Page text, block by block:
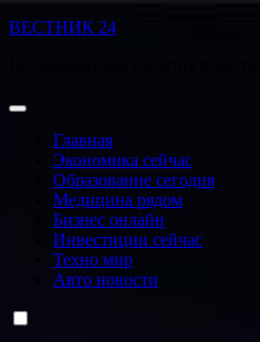
Перейти
ВЕСТНИК 24
Главная
Экономика сейчас
Образование сегодня
Медицина рядом
Бизнес онлайн
Инвестиции сейчас
Техно мир
Авто новости